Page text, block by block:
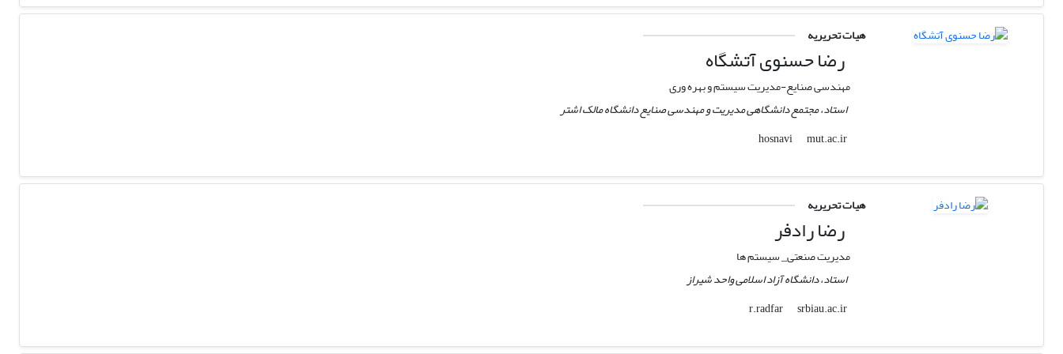
هیات تحریریه
رضا حسنوی آتشگاه
مهندسی صنایع-مدیریت سیستم و بهره وری
استاد، مجتمع دانشگاهی مدیریت و مهندسی صنایع دانشگاه مالک اشتر
hosnavi
mut.ac.ir
هیات تحریریه
رضا رادفر
مدیریت صنعتی_ سیستم ها
استاد، دانشگاه آزاد اسلامی واحد شیراز
r.radfar
srbiau.ac.ir